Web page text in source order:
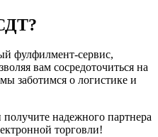
фулфилмент-сервис,
вам сосредоточиться на
заботимся о логистике и
надежного партнера
торговли!